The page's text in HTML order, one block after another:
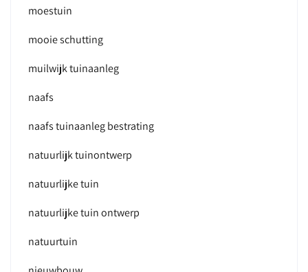
moestuin
mooie schutting
muilwijk tuinaanleg
naafs
naafs tuinaanleg bestrating
natuurlijk tuinontwerp
natuurlijke tuin
natuurlijke tuin ontwerp
natuurtuin